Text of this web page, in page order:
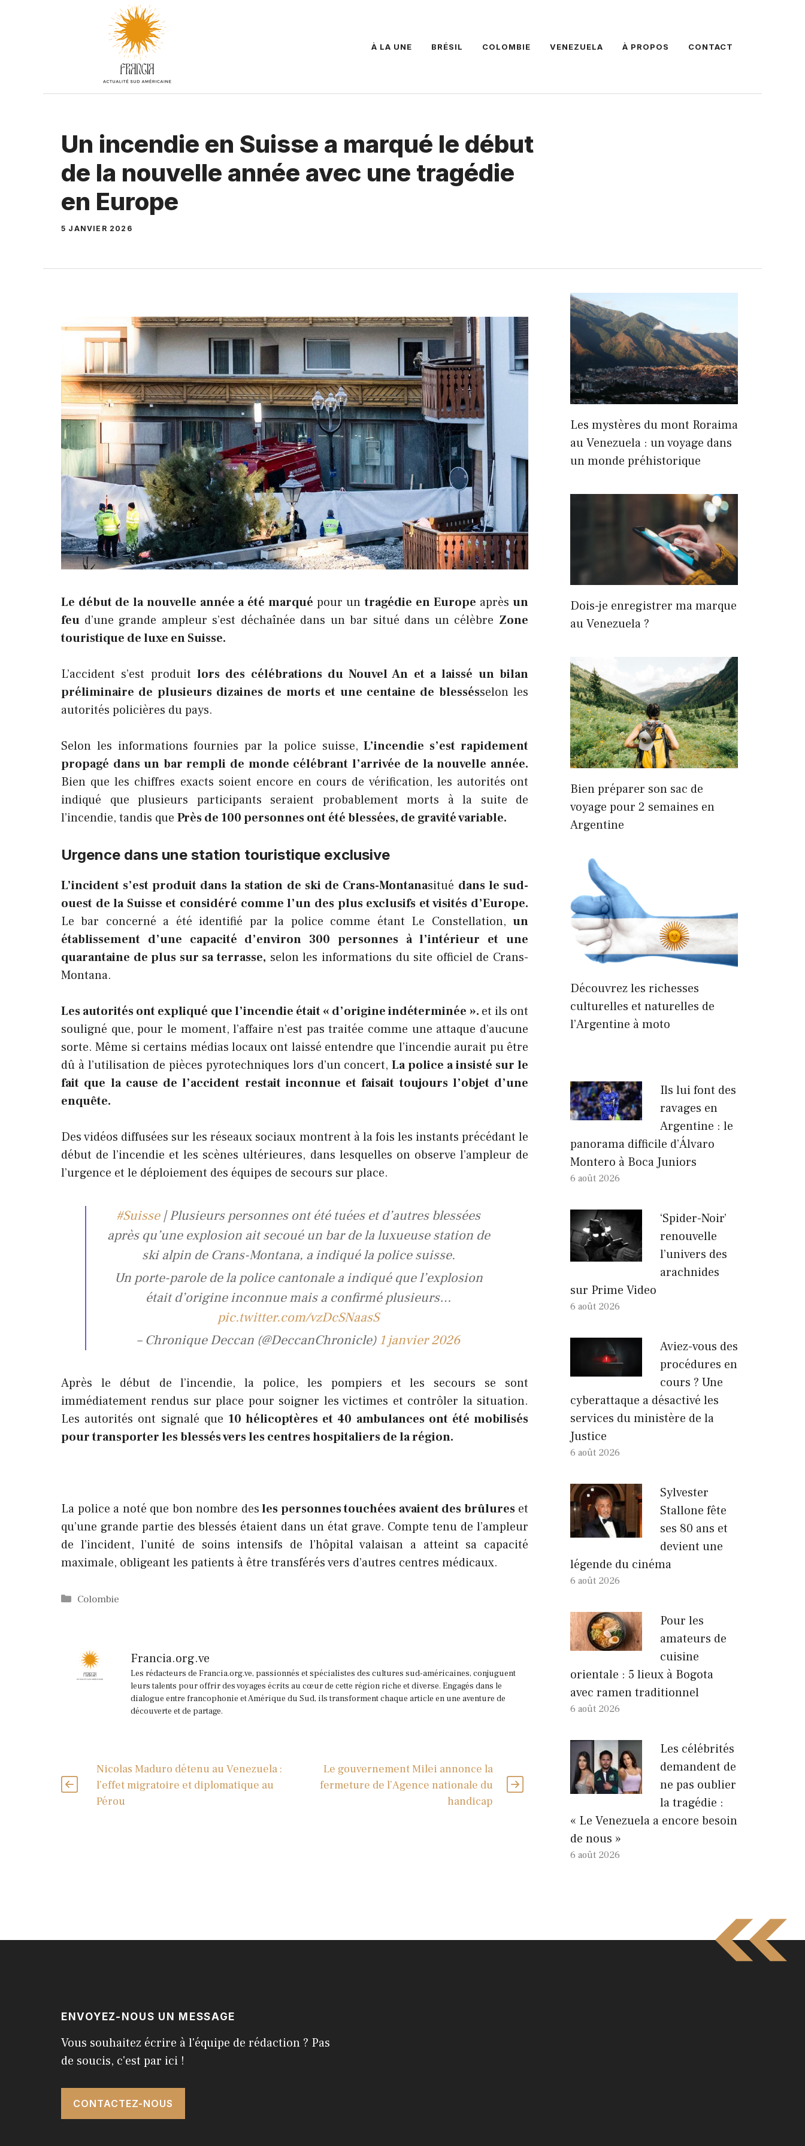
À LA UNE BRÉSIL COLOMBIE VENEZUELA À PROPOS CONTACT
Un incendie en Suisse a marqué le début
de la nouvelle année avec une tragédie
en Europe
5 JANVIER 2026
Le début de la nouvelle année a été marqué pour untragédie en Europe après un
feu d’une grande ampleur s’est déchaînée dans un bar situé dans un célèbre Zone
touristique de luxe en Suisse.
L’accident s’est produit lors des célébrations du Nouvel An et a laissé un bilan
préliminaire de plusieurs dizaines de morts et une centaine de blessésselon les
autorités policières du pays.
Selon les informations fournies par la police suisse,L’incendie s’est rapidement
propagé dans un bar rempli de monde célébrant l’arrivée de la nouvelle année.
Bien que les chiffres exacts soient encore en cours de vérification, les autorités ont
indiqué que plusieurs participants seraient probablement morts à la suite de
l’incendie, tandis que Près de 100 personnes ont été blessées, de gravité variable.
Urgence dans une station touristique exclusive
L’incident s’est produit dans la station de ski de Crans-Montanasitué dans le sud-
ouest de la Suisse et considéré comme l’un des plus exclusifs et visités d’Europe.
Le bar concerné a été identifié par la police comme étant Le Constellation, un
établissement d’une capacité d’environ 300 personnes à l’intérieur et une
quarantaine de plus sur sa terrasse, selon les informations du site officiel de Crans-
Montana.
Les autorités ont expliqué que l’incendie était « d’origine indéterminée ». et ils ont
souligné que, pour le moment, l’affaire n’est pas traitée comme une attaque d’aucune
sorte. Même si certains médias locaux ont laissé entendre que l’incendie aurait pu être
dû à l’utilisation de pièces pyrotechniques lors d’un concert,La police a insisté sur le
fait que la cause de l’accident restait inconnue et faisait toujours l’objet d’une
enquête.
Des vidéos diffusées sur les réseaux sociaux montrent à la fois les instants précédant le
début de l’incendie et les scènes ultérieures, dans lesquelles on observe l’ampleur de
l’urgence et le déploiement des équipes de secours sur place.
#Suisse| Plusieurs personnes ont été tuées et d’autres blessées
après qu’une explosion ait secoué un bar de la luxueuse station de
ski alpin de Crans-Montana, a indiqué la police suisse.
Un porte-parole de la police cantonale a indiqué que l’explosion
était d’origine inconnue mais a confirmé plusieurs…
pic.twitter.com/vzDcSNaasS
– Chronique Deccan (@DeccanChronicle) 1 janvier 2026
Après le début de l’incendie, la police, les pompiers et les secours se sont
immédiatement rendus sur place pour soigner les victimes et contrôler la situation.
Les autorités ont signalé que 10 hélicoptères et 40 ambulances ont été mobilisés
pour transporter les blessés vers les centres hospitaliers de la région.
La police a noté que bon nombre desles personnes touchées avaient des brûlureset
qu’une grande partie des blessés étaient dans un état grave. Compte tenu de l’ampleur
de l’incident, l’unité de soins intensifs de l’hôpital valaisan a atteint sa capacité
maximale, obligeant les patients à être transférés vers d’autres centres médicaux.
Catégories
Colombie
Francia.org.ve
Les rédacteurs de Francia.org.ve, passionnés et spécialistes des cultures sud-américaines, conjuguent
leurs talents pour offrir des voyages écrits au cœur de cette région riche et diverse. Engagés dans le
dialogue entre francophonie et Amérique du Sud, ils transforment chaque article en une aventure de
découverte et de partage.
Nicolas Maduro détenu au Venezuela :
l’effet migratoire et diplomatique au
Pérou
Le gouvernement Milei annonce la
fermeture de l’Agence nationale du
handicap
Les mystères du mont Roraima
au Venezuela : un voyage dans
un monde préhistorique
Dois-je enregistrer ma marque
au Venezuela ?
Bien préparer son sac de
voyage pour 2 semaines en
Argentine
Découvrez les richesses
culturelles et naturelles de
l’Argentine à moto
Ils lui font des
ravages en
Argentine : le
panorama difficile d’Álvaro
Montero à Boca Juniors
6 août 2026
‘Spider-Noir’
renouvelle
l’univers des
arachnides
sur Prime Video
6 août 2026
Aviez-vous des
procédures en
cours ? Une
cyberattaque a désactivé les
services du ministère de la
Justice
6 août 2026
Sylvester
Stallone fête
ses 80 ans et
devient une
légende du cinéma
6 août 2026
Pour les
amateurs de
cuisine
orientale : 5 lieux à Bogota
avec ramen traditionnel
6 août 2026
Les célébrités
demandent de
ne pas oublier
la tragédie :
« Le Venezuela a encore besoin
de nous »
6 août 2026
ENVOYEZ-NOUS UN MESSAGE
Vous souhaitez écrire à l'équipe de rédaction ? Pas
de soucis, c'est par ici !
CONTACTEZ-NOUS